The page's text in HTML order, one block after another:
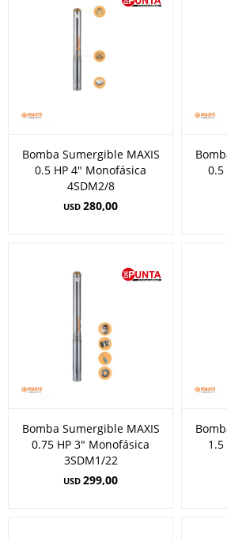
Bomba Sumergible MAXIS
0.5 HP 4" Monofásica
4SDM2/8
USD 280,00
0.5
Bomba Sumergible MAXIS
0.75 HP 3" Monofásica
3SDM1/22
USD 299,00